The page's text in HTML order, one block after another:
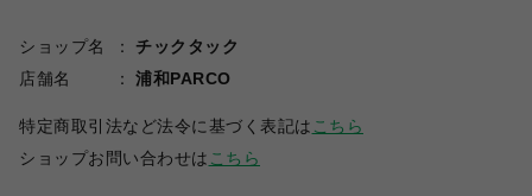
ショップ名
チックタック
店舗名
浦和PARCO
特定商取引法など法令に基づく表記は こちら
ショップお問い合わせは こちら